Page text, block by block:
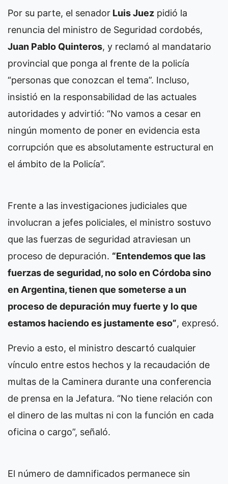
Por su parte, el senador Luis Juez pidió la
renuncia del ministro de Seguridad cordobés,
Juan Pablo Quinteros, y reclamó al mandatario
provincial que ponga al frente de la policía
“personas que conozcan el tema”. Incluso,
insistió en la responsabilidad de las actuales
autoridades y advirtió: “No vamos a cesar en
ningún momento de poner en evidencia esta
corrupción que es absolutamente estructural en
el ámbito de la Policía”.
Frente a las investigaciones judiciales que
involucran a jefes policiales, el ministro sostuvo
que las fuerzas de seguridad atraviesan un
proceso de depuración. “Entendemos que las
fuerzas de seguridad, no solo en Córdoba sino
en Argentina, tienen que someterse a un
proceso de depuración muy fuerte y lo que
estamos haciendo es justamente eso”, expresó.
Previo a esto, el ministro descartó cualquier
vínculo entre estos hechos y la recaudación de
multas de la Caminera durante una conferencia
de prensa en la Jefatura. “No tiene relación con
el dinero de las multas ni con la función en cada
oficina o cargo”, señaló.
El número de damnificados permanece sin